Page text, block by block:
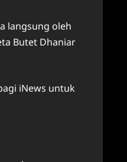
langsung oleh
Butet Dhaniar
iNews untuk